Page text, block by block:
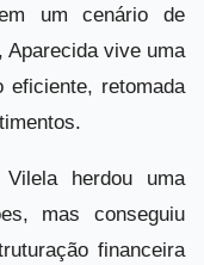
um cenário de
vive uma
eficiente, retomada
herdou uma
mas conseguiu
financeira